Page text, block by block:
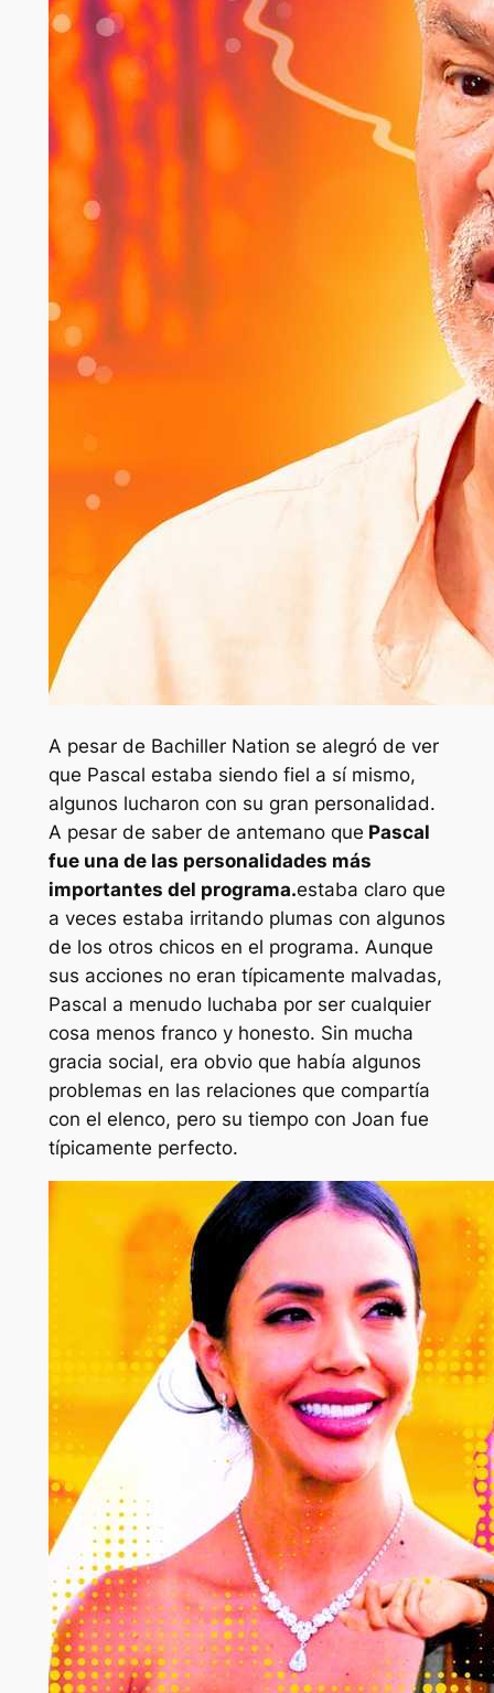
A pesar de Bachiller Nation se alegró de ver
que Pascal estaba siendo fiel a sí mismo,
algunos lucharon con su gran personalidad.
A pesar de saber de antemano que Pascal
fue una de las personalidades más
importantes del programa.estaba claro que
a veces estaba irritando plumas con algunos
de los otros chicos en el programa. Aunque
sus acciones no eran típicamente malvadas,
Pascal a menudo luchaba por ser cualquier
cosa menos franco y honesto. Sin mucha
gracia social, era obvio que había algunos
problemas en las relaciones que compartía
con el elenco, pero su tiempo con Joan fue
típicamente perfecto.